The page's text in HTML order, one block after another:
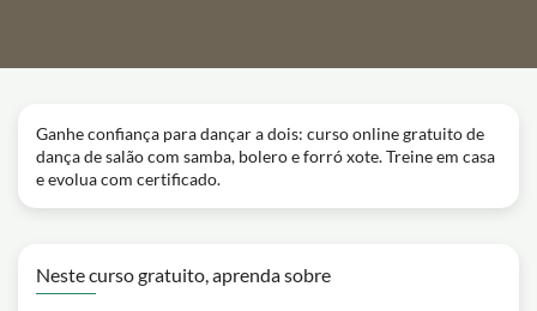
Ganhe confiança para dançar a dois: curso online gratuito de
dança de salão com samba, bolero e forró xote. Treine em casa
e evolua com certificado.
Neste curso gratuito, aprenda sobre